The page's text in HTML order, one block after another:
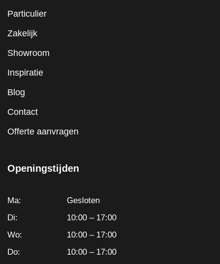
Particulier
Zakelijk
Showroom
Inspiratie
Blog
Contact
Offerte aanvragen
Openingstijden
Ma:
Gesloten
Di:
10:00 – 17:00
Wo:
10:00 – 17:00
Do:
10:00 – 17:00